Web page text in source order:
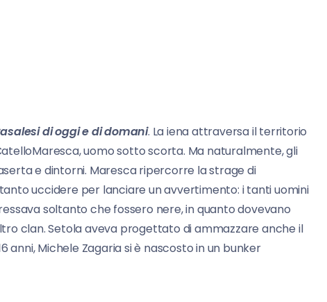
di oggi e di domani. La iena attraversa il territorio
uomo sotto scorta. Ma naturalmente, gli
e dintorni. Maresca ripercorre la strage di
uccidere per lanciare un avvertimento: i tanti uomini
soltanto che fossero nere, in quanto dovevano
clan. Setola aveva progettato di ammazzare anche il
anni, Michele Zagaria si è nascosto in un bunker